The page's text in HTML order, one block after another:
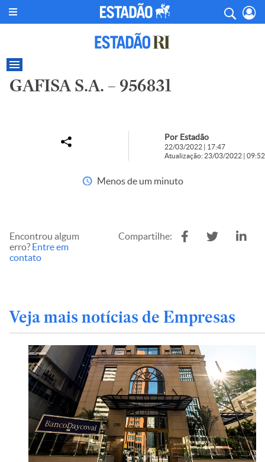
GAFISA S.A. – 956831
Por Estadão
22/03/2022 | 17:47
Atualização: 23/03/2022 | 09:52
Menos de um minuto
Encontrou algum
erro? Entre em
contato
Compartilhe:
Veja mais notícias de Empresas